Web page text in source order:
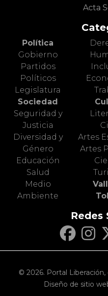
Acta
Política
Gobierno
Partidos
Políticos
Legislatura
Sociedad
Seguridad y
Justicia
Diversidad y
Género
Educación
Salud
Medio
Ambiente
Artes
Artes
Redes
© 2026. Portal
Diseño de sitio